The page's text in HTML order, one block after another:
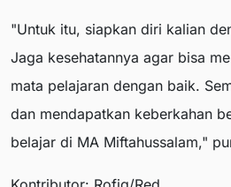
"Untuk itu, siapkan diri kalian
Jaga kesehatannya agar bisa
mata pelajaran dengan baik.
dan mendapatkan keberkahan
belajar di MA Miftahussalam,"